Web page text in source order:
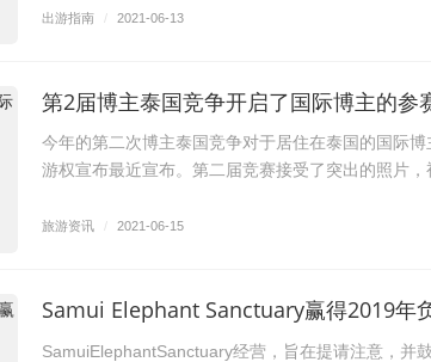
出游指南 / 2021-06-13
第2届博主泰国竞争开启了国际博主的参
今年的第二次博主泰国竞争对于居住在泰国的国际
游权宣布最近宣布。第二届竞赛接受了突出的照片
旅游资讯 / 2021-06-15
Samui Elephant Sanctuary赢得2019年
SamuiElephantSanctuary经营，旨在提请注意，并